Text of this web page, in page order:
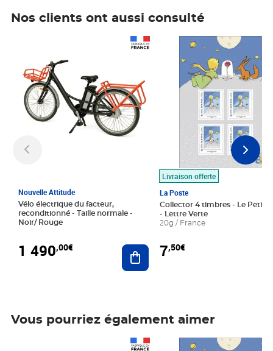
Nos clients ont aussi consulté
Nouvelle Attitude
Vélo électrique du facteur,
reconditionné - Taille normale -
Noir/ Rouge
1 490,00€ Ajouter au panier
Livraison offerte
La Poste
Collector 4 timbres - Le Petit
- Lettre Verte
20g / France
7,50€
Prix 7,50€
Vous pourriez également aimer
Prix 7,50€